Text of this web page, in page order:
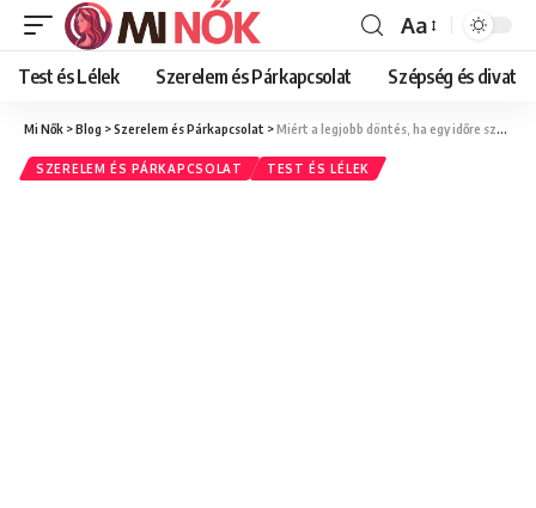
Font
Resizer
Aa
Test és Lélek Szerelem és Párkapcsolat Szépség és divat
Mi Nők >Blog >Szerelem és Párkapcsolat >Miért a legjobb döntés, ha egy időre szünetelteted a randizást? Az önmagaddal töltött idő ereje
SZERELEM ÉS PÁRKAPCSOLAT TEST ÉS LÉLEK